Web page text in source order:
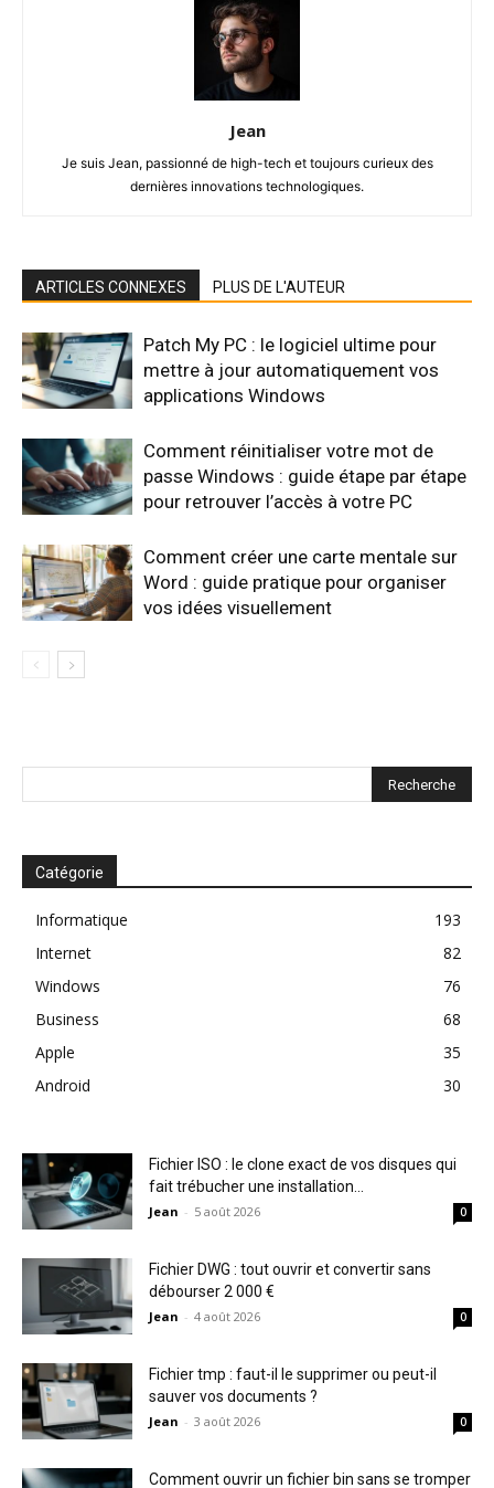
Jean
Je suis Jean, passionné de high-tech et toujours curieux des
dernières innovations technologiques.
ARTICLES CONNEXES PLUS DE L'AUTEUR
Patch My PC : le logiciel ultime pour
mettre à jour automatiquement vos
applications Windows
Comment réinitialiser votre mot de
passe Windows : guide étape par étape
pour retrouver l’accès à votre PC
Comment créer une carte mentale sur
Word : guide pratique pour organiser
vos idées visuellement
Catégorie
Informatique
193
Internet
82
Windows
76
Business
68
Apple
35
Android
30
Fichier ISO : le clone exact de vos disques qui
fait trébucher une installation...
Jean - 5 août 2026 0
Fichier DWG : tout ouvrir et convertir sans
débourser 2 000 €
Jean - 4 août 2026 0
Fichier tmp : faut-il le supprimer ou peut-il
sauver vos documents ?
Jean - 3 août 2026 0
Comment ouvrir un fichier bin sans se tromper